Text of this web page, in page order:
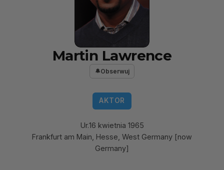
Martin Lawrence
🔔Obserwuj
AKTOR
Ur.16 kwietnia 1965
Frankfurt am Main, Hesse, West Germany [now
Germany]